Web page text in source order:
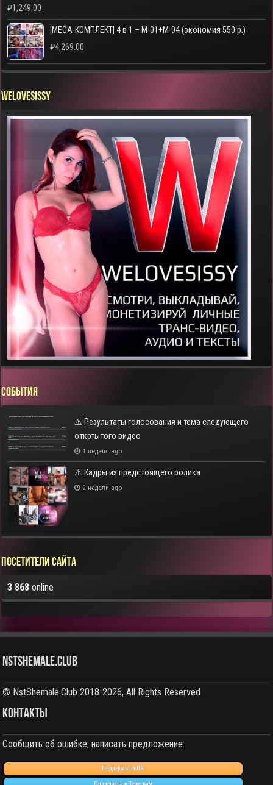
₽1,249.00
[MEGA-КОМПЛЕКТ] 4 в 1 – M-01+M-04 (экономия 550 р.)
₽4,269.00
WELOVESISSY
СОБЫТИЯ
⚠️ Результаты голосования и тема следующего
откртытого видео
1 неделя ago
⚠️ Кадры из предстоящего ролика
2 недели ago
Посетители сайта
3 868 online
NstShemale.Club
© NstShemale.Club 2018-2026, All Rights Reserved
КОНТАКТЫ
Сообщить об ошибке, написать предложение:
Поддержка в ВК
Поддержка в Телеграм